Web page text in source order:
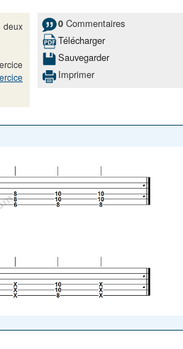
0 Commentaires
Télécharger
Sauvegarder
Imprimer
deux